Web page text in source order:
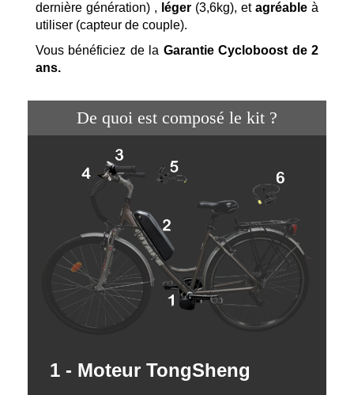
dernière génération) , léger (3,6kg), et agréable à
utiliser (capteur de couple).
Vous bénéficiez de la Garantie Cycloboost de 2
ans.
De quoi est composé le kit ?
1 - Moteur TongSheng